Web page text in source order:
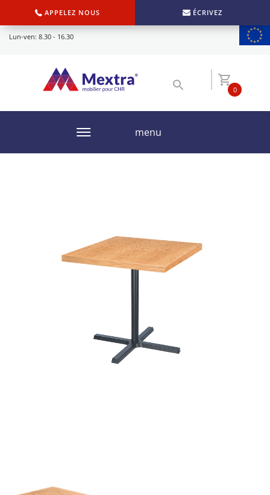
APPELEZ NOUS ÉCRIVEZ
Lun-ven: 8.30 - 16.30
0
menu